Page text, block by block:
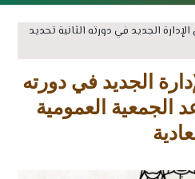
الجديد في دورته الثانية تحديد
الجديد في دورته
الجمعية العمومية